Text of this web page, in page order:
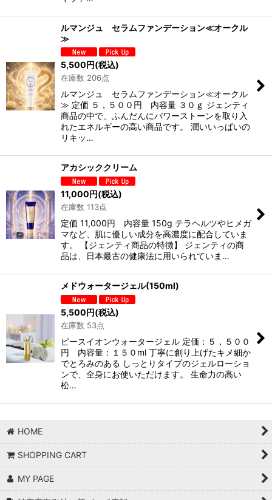
ルマンジュ セラムファンデーション≪オークル
≫
5,500円(税込)
在庫数 206点
ルマンジュ セラムファンデーション≪オークル
≫ 定価 ５，５００円 内容量 ３０ｇ ジェンティ
商品の中で、ふんだんにパワーストーンを取り入
れたエネルギーの高い商品です。 潤いいっぱいの
リキッ…
アカシッククリーム
11,000円(税込)
在庫数 113点
定価 11,000円 内容量 150g テラヘルツやヒメガ
マなど、肌に優しい成分を高濃度に配合していま
す。 【ジェンティ商品の特徴】 ジェンティの商
品は、日本最古の健康法に用いられていま…
メドウォータージェル(150ml)
5,500円(税込)
在庫数 53点
ピースイオンウォータージェル 定価：５，５００
円 内容量：１５０ml 丁寧に創り上げたキメ細か
でとろみのある しっとりタイプのジェルローショ
ンで、全身にお使いただけます。 生命力の高い
松…
HOME
SHOPPING CART
MY PAGE